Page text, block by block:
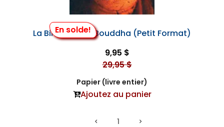
En solde!
La Birmanie du Bouddha (Petit Format)
9,95 $
29,95 $
Papier (livre entier)
Ajoutez au panier
1